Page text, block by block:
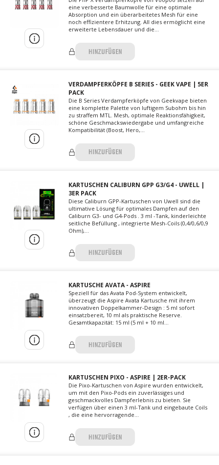
eine verbesserte Baumwolle für eine optimale
Absorption und ein überarbeitetes Mesh für eine
noch effizientere Erhitzung. All dies ermöglicht eine
erweiterte Lebensdauer und die...
HINZUFÜGEN
VERDAMPFERKÖPFE B SERIES - GEEK VAPE | 5ER
PACK
Die B Series Verdampferköpfe von Geekvape bieten
eine komplette Palette von luftigem Subohm bis hin
zu straffem MTL. Mesh, optimale Reaktionsfähigkeit,
schöne Geschmackswiedergabe und umfangreiche
Kompatibilität (Boost, Hero,...
HINZUFÜGEN
KARTUSCHEN CALIBURN GPP G3/G4 - UWELL |
3ER PACK
Diese Caliburn GPP-Kartuschen von Uwell sind die
ultimative Lösung für optimales Dampfen auf den
Caliburn G3- und G4-Pods . 3 ml -Tank, kinderleichte
seitliche Befüllung , integrierte Mesh-Coils (0,4/0,6/0,9
Ohm),...
HINZUFÜGEN
KARTUSCHE AVATA - ASPIRE
Speziell für das Avata Pod-System entwickelt,
überzeugt die Aspire Avata Kartusche mit ihrem
innovativen Doppelkammer-Design : 5 ml sofort
einsatzbereit, 10 ml als praktische Reserve.
Gesamtkapazität: 15 ml (5 ml + 10 ml...
HINZUFÜGEN
KARTUSCHEN PIXO - ASPIRE | 2ER-PACK
Die Pixo-Kartuschen von Aspire wurden entwickelt,
um mit den Pixo-Pods ein zuverlässiges und
geschmackvolles Dampferlebnis zu bieten. Sie
verfügen über einen 3 ml-Tank und eingebaute Coils
, die eine hervorragende...
HINZUFÜGEN